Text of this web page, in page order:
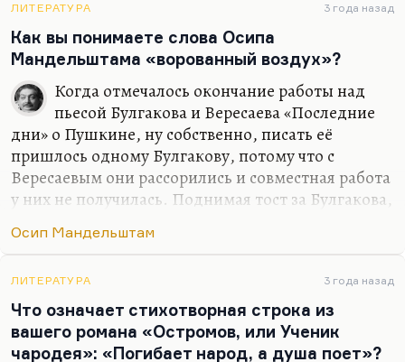
лирики Мандельштама и его «Стихов о
неизвестном солдате». В любом случае, размеры,
темы и, что называется, семантический ореол
здесь совершенно несомненны.
Случевский — поэт трудный для чтения,
замечательный прозаик, кстати. Поэт, все-таки,
определяется качеством его прозы. Глубокий,…
ЛИТЕРАТУРА 3 года назад
Как вы понимаете слова Осипа
Мандельштама «ворованный воздух»?
Когда отмечалось окончание работы над
пьесой Булгакова и Вересаева «Последние
дни» о Пушкине, ну собственно, писать её
пришлось одному Булгакову, потому что с
Вересаевым они рассорились и совместная работа
у них не получилась. Поднимая тост за Булгакова,
он, обращаясь к Вересаеву,— Вячеслав
хочу выпить за Михаила Афанасьевича, потому
что он писатель запрещенный». Вот здесь
имеется в виду не политический запрет —
«неразрешенный», вот так он, точнее, сказал.
Осип Мандельштам
ЛИТЕРАТУРА 3 года назад
Что означает стихотворная строка из
вашего романа «Остромов, или Ученик
чародея»: «Погибает народ, а душа поет»?